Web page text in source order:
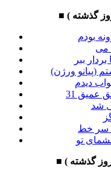
■
بودم
می
ببر
(پیانو ورژن)
دیدم
31
شد
سر خط
تو
■